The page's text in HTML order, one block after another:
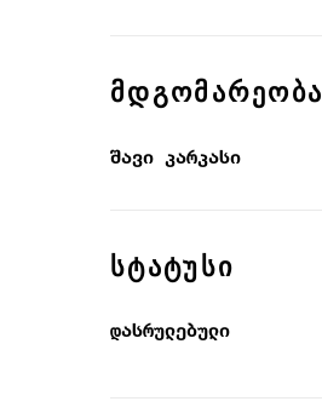
ᲛᲓᲒᲝᲛᲐᲠᲔᲝᲑᲐ
შავი კარკასი
ᲡᲢᲐᲢᲣᲡᲘ
დასრულებული